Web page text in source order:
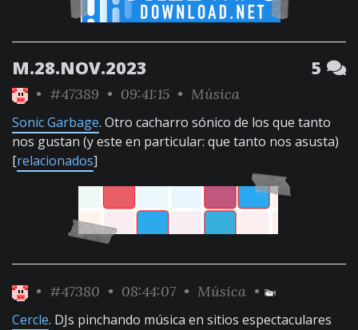
M.28.NOV.2023 5
• #47389 • 09:41:15 • Música
Sonic Garbage. Otro cacharro sónico de los que tanto
nos gustan (y este en particular: que tanto nos asusta)
[relacionados]
• #47380 • 08:44:07 • Música •
Cercle. DJs pinchando música en sitios espectaculares